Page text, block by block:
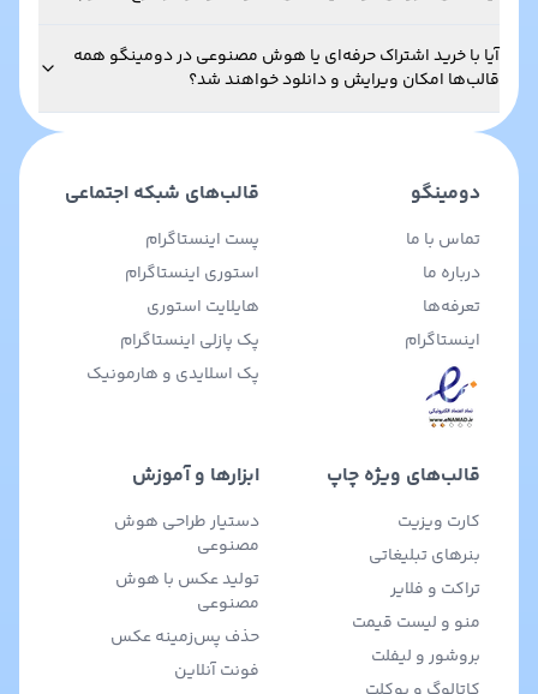
آیا با خرید اشتراک حرفه‌ای یا هوش مصنوعی در دومینگو همه
قالب‌ها امکان ویرایش و دانلود خواهند شد؟
دومینگو
تماس با ما
درباره ما
تعرفه‌ها
اینستاگرام
قالب‌های شبکه اجتماعی
پست اینستاگرام
استوری اینستاگرام
هایلایت استوری
پک پازلی اینستاگرام
پک اسلایدی و هارمونیک
قالب‌های ویژه چاپ
کارت ویزیت
بنرهای تبلیغاتی
تراکت و فلایر
منو و لیست قیمت
بروشور و لیفلت
ابزارها و آموزش
دستیار طراحی هوش
مصنوعی
تولید عکس با هوش
مصنوعی
حذف پس‌زمینه عکس
فونت آنلاین